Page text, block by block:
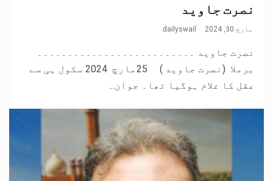
نصرت جاوید
مارچ 30, 2024 dailyswail
نصرت جاوید ۔۔۔۔۔۔۔۔۔۔۔۔۔۔۔۔۔۔۔۔۔۔۔۔۔۔
برملا (نصرت جاوید ) 25مارچ 2024 سکول ہی سے
عقل کا غلام ہوگیا تھا۔ جوان...